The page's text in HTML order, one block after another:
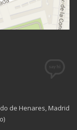
de Henares, Madrid